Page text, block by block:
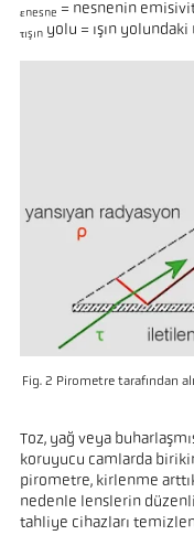
εnesne = nesnenin
τışınyolu = ışın
Fig. 2 Pirometre tarafından
Toz, yağ veya
koruyucu camlarda
pirometre, kirlenme
nedenle lenslerin
tahliye cihazları